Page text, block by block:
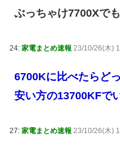
ぶっちゃけ7700Xで
24: 家電まとめ速報 23/10/26(木)
6700Kに比べたらど
安い方の13700KFで
27: 家電まとめ速報 23/10/26(木)